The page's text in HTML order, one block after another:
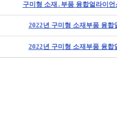
구미형 소재․부품 융합얼라이
2022년 구미형 소재부품 융합
2022년 구미형 소재부품 융합